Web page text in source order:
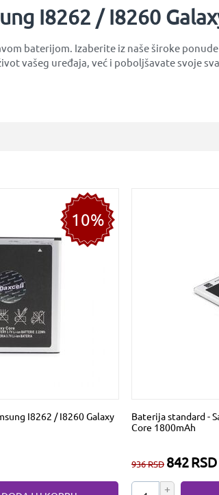
I8262 / I8260
baterijom. Izaberite iz naše široke
vašeg uređaja, već i poboljšavate svoje
10%
I8262 / I8260 Galaxy
Baterija standard -
Core 1800mAh
936RSD 842RSD
+